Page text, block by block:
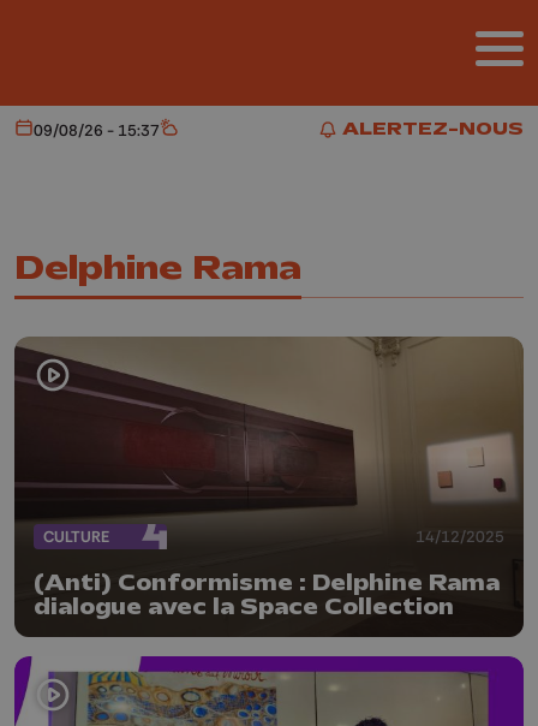
ALERTEZ-NOUS
ALERTEZ-NOUS
Aujourd'hui
09/08/26 - 15:37 Météo
Delphine Rama
CULTURE 14/12/2025
(Anti) Conformisme : Delphine Rama
dialogue avec la Space Collection